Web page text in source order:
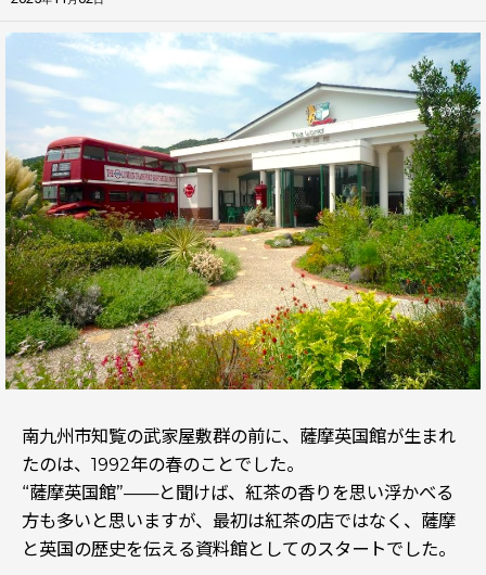
南九州市知覧の武家屋敷群の前に、薩摩英国館が生まれ
たのは、1992年の春のことでした。
“薩摩英国館”——と聞けば、紅茶の香りを思い浮かべる
方も多いと思いますが、最初は紅茶の店ではなく、薩摩
と英国の歴史を伝える資料館としてのスタートでした。